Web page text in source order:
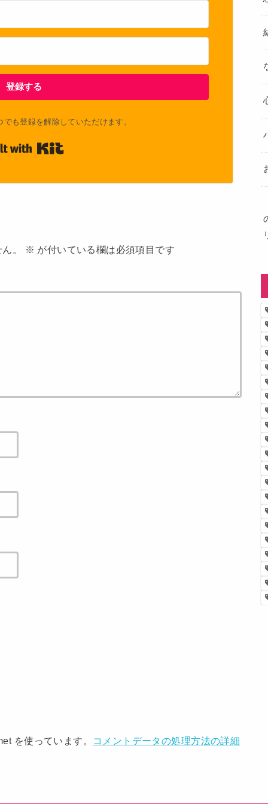
登録する
も登録を解除していただけます。
。 ※ が付いている欄は必須項目です
を使っています。 コメントデータの処理方法の詳細